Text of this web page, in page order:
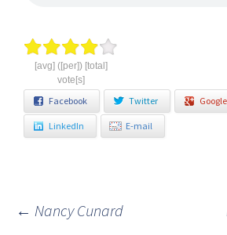
[avg] ([per]) [total]
vote[s]
Facebook Twitter
LinkedIn E-mail
← Nancy Cunard